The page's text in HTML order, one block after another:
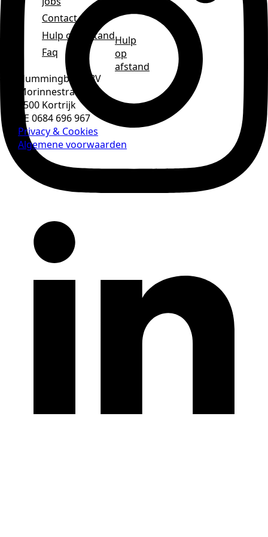
Contact
Hulp op afstandHulp
op
afstand
Faq
Hummingbirds BV
Morinnestraat 7
8500 Kortrijk
BE 0684 696 967
Privacy & Cookies
Algemene voorwaarden